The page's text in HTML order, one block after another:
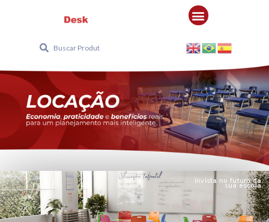
Invista no futuro da
sua escola